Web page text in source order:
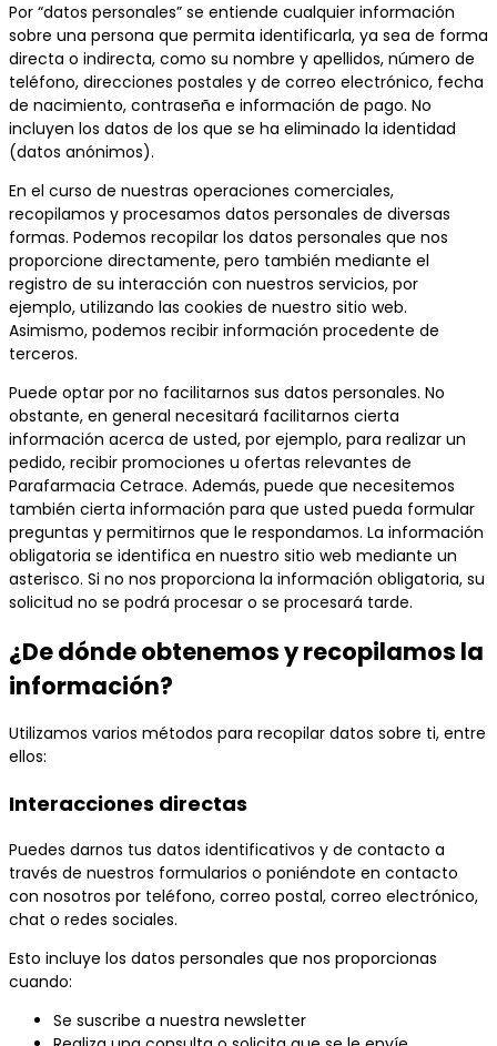
Por “datos personales” se entiende cualquier información
sobre una persona que permita identificarla, ya sea de forma
directa o indirecta, como su nombre y apellidos, número de
teléfono, direcciones postales y de correo electrónico, fecha
de nacimiento, contraseña e información de pago. No
incluyen los datos de los que se ha eliminado la identidad
(datos anónimos).
En el curso de nuestras operaciones comerciales,
recopilamos y procesamos datos personales de diversas
formas. Podemos recopilar los datos personales que nos
proporcione directamente, pero también mediante el
registro de su interacción con nuestros servicios, por
ejemplo, utilizando las cookies de nuestro sitio web.
Asimismo, podemos recibir información procedente de
terceros.
Puede optar por no facilitarnos sus datos personales. No
obstante, en general necesitará facilitarnos cierta
información acerca de usted, por ejemplo, para realizar un
pedido, recibir promociones u ofertas relevantes de
Parafarmacia Cetrace. Además, puede que necesitemos
también cierta información para que usted pueda formular
preguntas y permitirnos que le respondamos. La información
obligatoria se identifica en nuestro sitio web mediante un
asterisco. Si no nos proporciona la información obligatoria, su
solicitud no se podrá procesar o se procesará tarde.
¿De dónde obtenemos y recopilamos la
información?
Utilizamos varios métodos para recopilar datos sobre ti, entre
ellos:
Interacciones directas
Puedes darnos tus datos identificativos y de contacto a
través de nuestros formularios o poniéndote en contacto
con nosotros por teléfono, correo postal, correo electrónico,
chat o redes sociales.
Esto incluye los datos personales que nos proporcionas
cuando:
Se suscribe a nuestra newsletter